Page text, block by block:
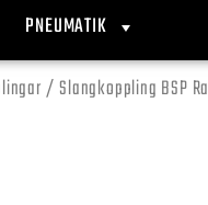
PNEUMATIK
/Slangkoppling BSP